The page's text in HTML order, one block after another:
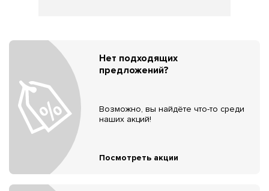
Нет подходящих
предложений?
Возможно, вы найдёте что-то среди
наших акций!
Посмотреть акции